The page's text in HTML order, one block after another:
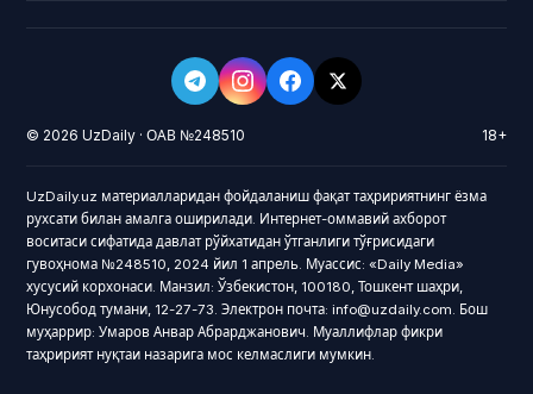
© 2026 UzDaily · ОАВ №248510 18+
UzDaily.uz материалларидан фойдаланиш фақат таҳририятнинг ёзма
рухсати билан амалга оширилади. Интернет-оммавий ахборот
воситаси сифатида давлат рўйхатидан ўтганлиги тўғрисидаги
гувоҳнома №248510, 2024 йил 1 апрель. Муассис: «Daily Media»
хусусий корхонаси. Манзил: Ўзбекистон, 100180, Тошкент шаҳри,
Юнусобод тумани, 12-27-73. Электрон почта: info@uzdaily.com. Бош
муҳаррир: Умаров Анвар Абрарджанович. Муаллифлар фикри
таҳририят нуқтаи назарига мос келмаслиги мумкин.